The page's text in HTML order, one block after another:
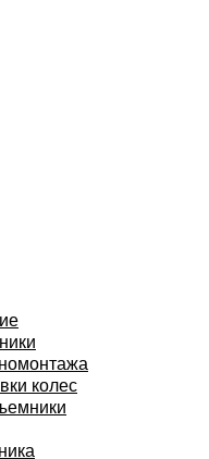
колес